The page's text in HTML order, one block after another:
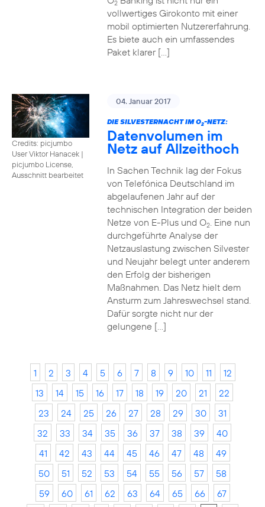
2
vollwertiges Girokonto mit einer
mobil optimierten Nutzererfahrung.
Es biete auch ein umfassendes
Paket klarer […]
Credits: picjumbo
User Viktor Hanacek |
picjumbo License,
Ausschnitt bearbeitet
04. Januar 2017
DIE SILVESTERNACHT IM O2-NETZ:
Datenvolumen im
Netz auf Allzeithoch
In Sachen Technik lag der Fokus
von Telefónica Deutschland im
abgelaufenen Jahr auf der
technischen Integration der beiden
Netze von E-Plus und O2. Eine nun
durchgeführte Analyse der
Netzauslastung zwischen Silvester
und Neujahr belegt unter anderem
den Erfolg der bisherigen
Maßnahmen. Das Netz hielt dem
Ansturm zum Jahreswechsel stand.
Dafür sorgte nicht nur der
gelungene […]
1 2 3 4 5 6 7 8 9 10 11
12
13
14 15 16 17 18 19 20 21
22
23
24 25 26 27 28 29 30
31
32
33 34 35 36 37 38 39
40
41
42 43 44 45 46 47 48
49
50
51 52 53 54 55 56 57
58
59
60 61 62 63 64 65 66
67